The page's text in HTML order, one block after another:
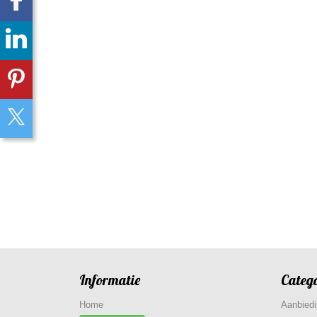
Informatie
Home